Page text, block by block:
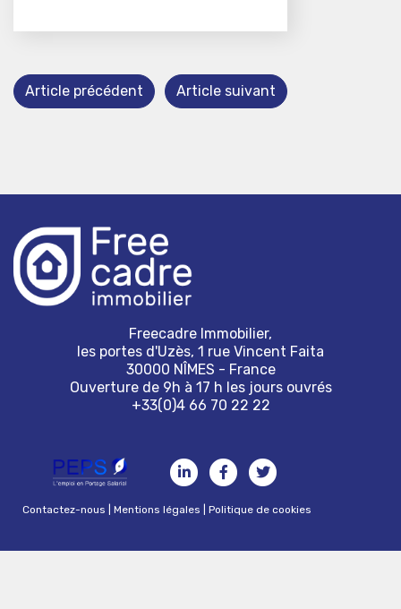
Article précédent Article suivant
Freecadre Immobilier,
les portes d'Uzès, 1 rue Vincent Faita
30000 NÎMES - France
Ouverture de 9h à 17 h les jours ouvrés
+33(0)4 66 70 22 22
Contactez-nous |Mentions légales |Politique de cookies